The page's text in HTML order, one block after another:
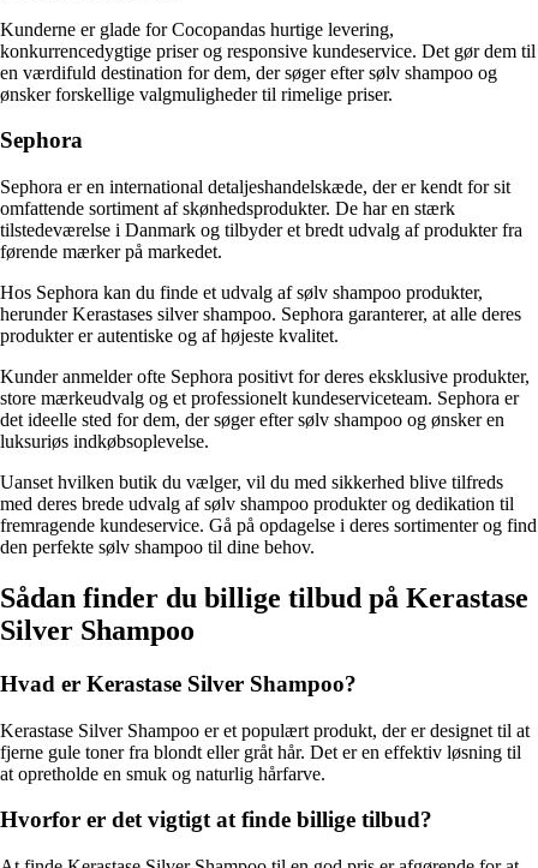
Kunderne er glade for Cocopandas hurtige levering,
konkurrencedygtige priser og responsive kundeservice. Det gør dem til
en værdifuld destination for dem, der søger efter sølv shampoo og
ønsker forskellige valgmuligheder til rimelige priser.
Sephora
Sephora er en international detaljeshandelskæde, der er kendt for sit
omfattende sortiment af skønhedsprodukter. De har en stærk
tilstedeværelse i Danmark og tilbyder et bredt udvalg af produkter fra
førende mærker på markedet.
Hos Sephora kan du finde et udvalg af sølv shampoo produkter,
herunder Kerastases silver shampoo. Sephora garanterer, at alle deres
produkter er autentiske og af højeste kvalitet.
Kunder anmelder ofte Sephora positivt for deres eksklusive produkter,
store mærkeudvalg og et professionelt kundeserviceteam. Sephora er
det ideelle sted for dem, der søger efter sølv shampoo og ønsker en
luksuriøs indkøbsoplevelse.
Uanset hvilken butik du vælger, vil du med sikkerhed blive tilfreds
med deres brede udvalg af sølv shampoo produkter og dedikation til
fremragende kundeservice. Gå på opdagelse i deres sortimenter og find
den perfekte sølv shampoo til dine behov.
Sådan finder du billige tilbud på Kerastase
Silver Shampoo
Hvad er Kerastase Silver Shampoo?
Kerastase Silver Shampoo er et populært produkt, der er designet til at
fjerne gule toner fra blondt eller gråt hår. Det er en effektiv løsning til
at opretholde en smuk og naturlig hårfarve.
Hvorfor er det vigtigt at finde billige tilbud?